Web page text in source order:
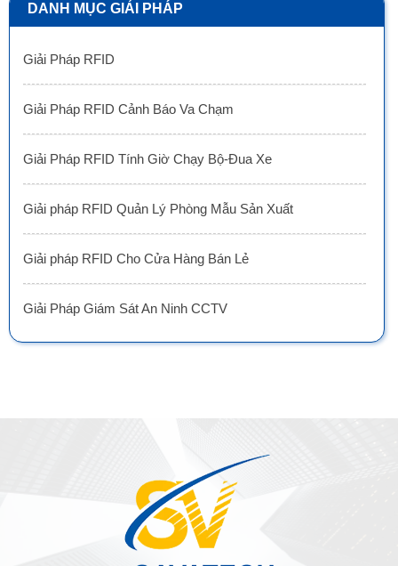
DANH MỤC GIẢI PHÁP
Giải Pháp RFID
Giải Pháp RFID Cảnh Báo Va Chạm
Giải Pháp RFID Tính Giờ Chạy Bộ-Đua Xe
Giải pháp RFID Quản Lý Phòng Mẫu Sản Xuất
Giải pháp RFID Cho Cửa Hàng Bán Lẻ
Giải Pháp Giám Sát An Ninh CCTV